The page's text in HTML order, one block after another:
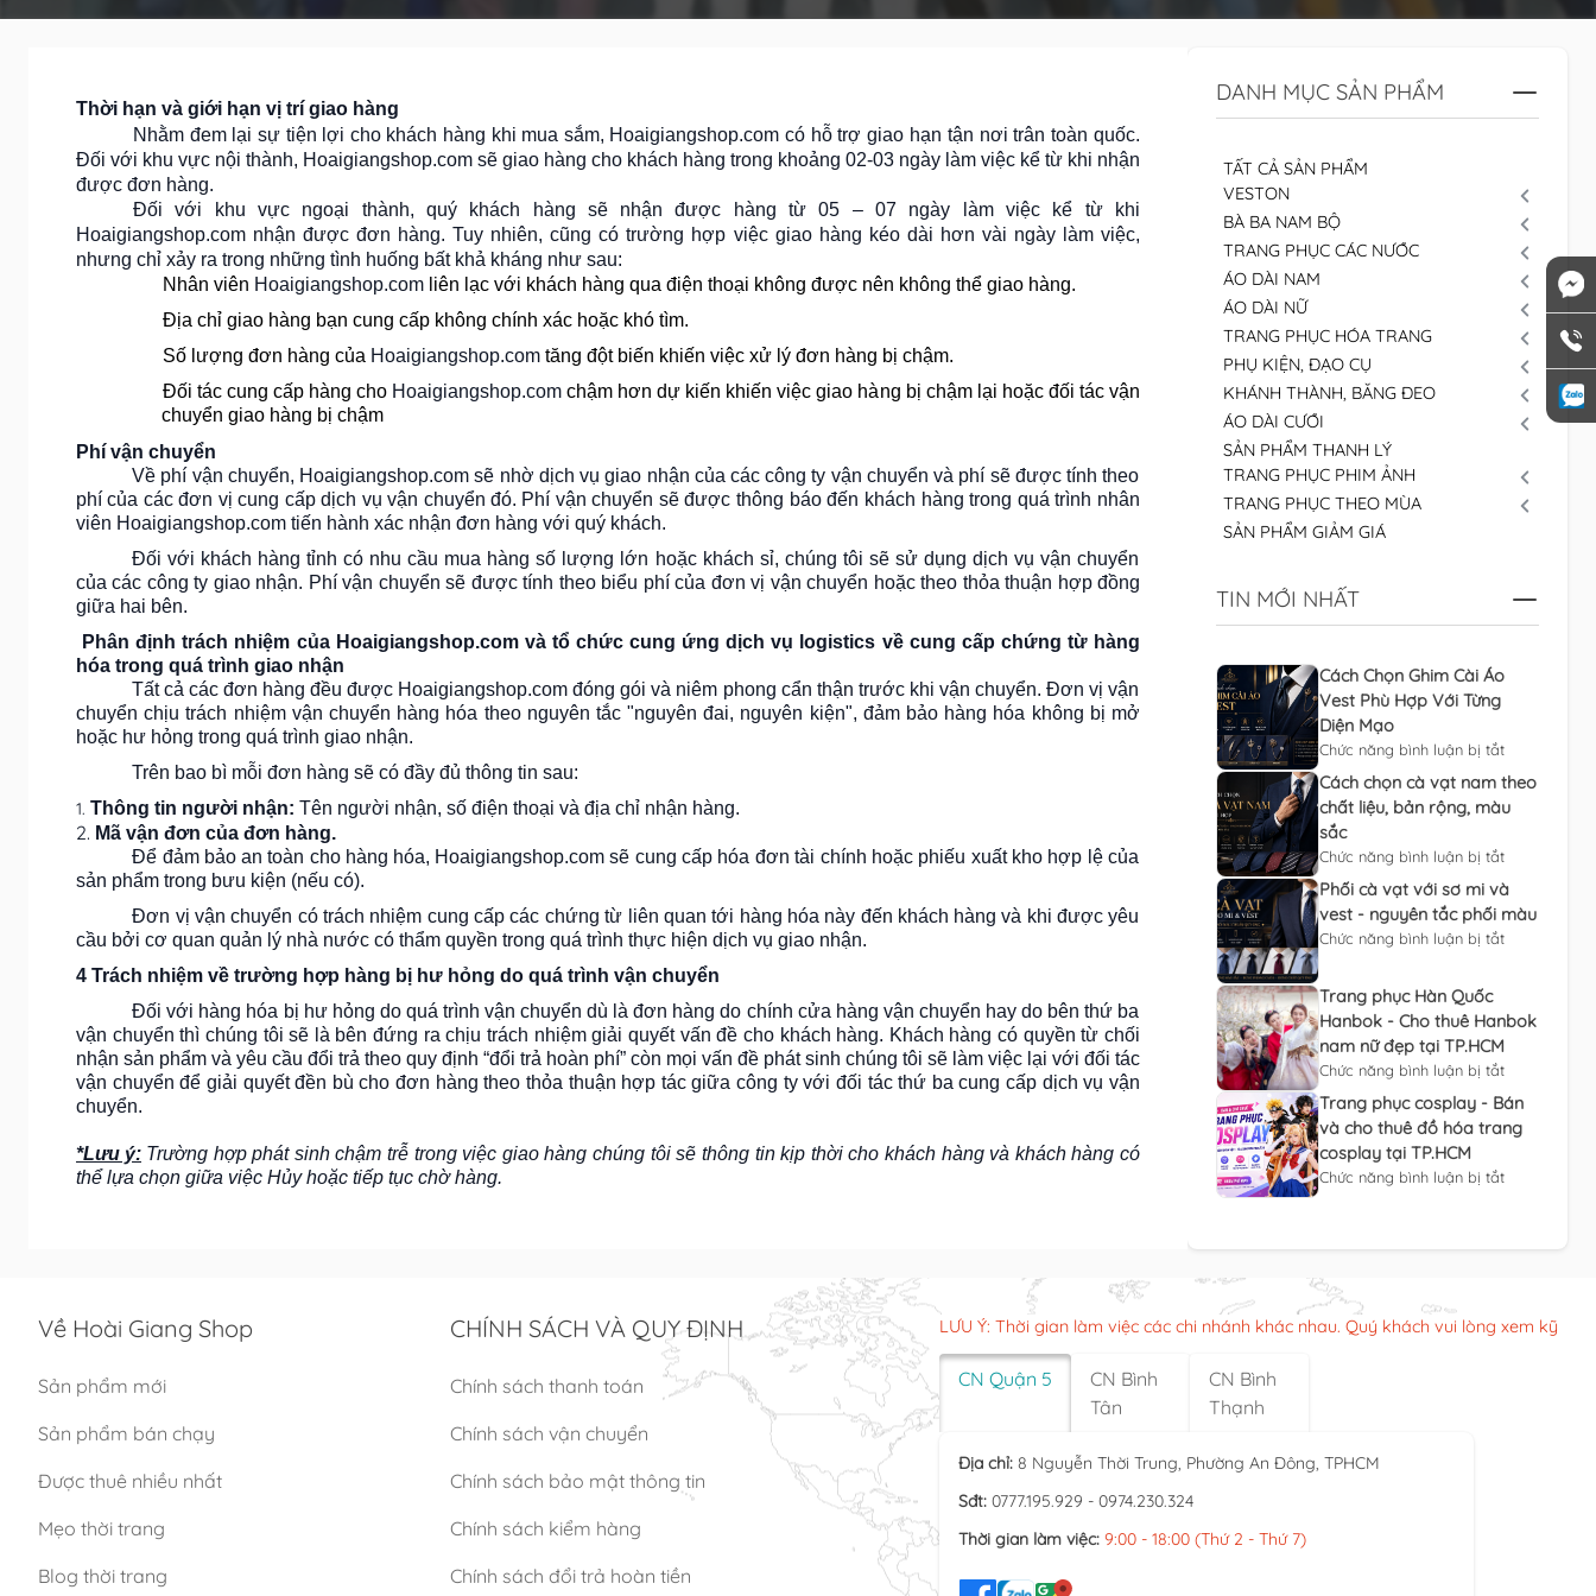
Thời hạn và giới hạn vị trí giao hàng
Nhằm đem lại sự tiện lợi cho khách hàng khi mua sắm, Hoaigiangshop.com có hỗ trợ giao hạn tận nơi trân toàn quốc.
Đối với khu vực nội thành, Hoaigiangshop.com sẽ giao hàng cho khách hàng trong khoảng 02-03 ngày làm việc kể từ khi nhận
được đơn hàng.
Đối với khu vực ngoại thành, quý khách hàng sẽ nhận được hàng từ 05 – 07 ngày làm việc kể từ khi
Hoaigiangshop.com nhận được đơn hàng. Tuy nhiên, cũng có trường hợp việc giao hàng kéo dài hơn vài ngày làm việc,
nhưng chỉ xảy ra trong những tình huống bất khả kháng như sau:
Nhân viên Hoaigiangshop.com liên lạc với khách hàng qua điện thoại không được nên không thể giao hàng.
Địa chỉ giao hàng bạn cung cấp không chính xác hoặc khó tìm.
Số lượng đơn hàng của Hoaigiangshop.com tăng đột biến khiến việc xử lý đơn hàng bị chậm.
Đối tác cung cấp hàng cho Hoaigiangshop.com chậm hơn dự kiến khiến việc giao hàng bị chậm lại hoặc đối tác vận
chuyển giao hàng bị chậm
Phí vận chuyển
Về phí vận chuyển, Hoaigiangshop.com sẽ nhờ dịch vụ giao nhận của các công ty vận chuyển và phí sẽ được tính theo
phí của các đơn vị cung cấp dịch vụ vận chuyển đó. Phí vận chuyển sẽ được thông báo đến khách hàng trong quá trình nhân
viên Hoaigiangshop.com tiến hành xác nhận đơn hàng với quý khách.
Đối với khách hàng tỉnh có nhu cầu mua hàng số lượng lớn hoặc khách sỉ, chúng tôi sẽ sử dụng dịch vụ vận chuyển
của các công ty giao nhận. Phí vận chuyển sẽ được tính theo biểu phí của đơn vị vận chuyển hoặc theo thỏa thuận hợp đồng
giữa hai bên.
Phân định trách nhiệm của Hoaigiangshop.com vàtổ chức cung ứng dịch vụ logistics về cung cấp chứng từ hàng
hóa trong quá trình giao nhận
Tất cả các đơn hàng đều được Hoaigiangshop.comđóng gói và niêm phong cẩn thận trước khi vận chuyển. Đơn vị vận
chuyển chịu trách nhiệm vận chuyển hàng hóa theo nguyên tắc "nguyên đai, nguyên kiện", đảm bảo hàng hóa không bị mở
hoặc hư hỏng trong quá trình giao nhận.
Trên bao bì mỗi đơn hàng sẽ có đầy đủ thông tin sau:
Thông tin người nhận: Tên người nhận, số điện thoại và địa chỉ nhận hàng.
Mã vận đơn của đơn hàng.
Để đảm bảo an toàn cho hàng hóa, Hoaigiangshop.com sẽ cung cấp hóa đơn tài chính hoặc phiếu xuất kho hợp lệ của
sản phẩm trong bưu kiện (nếu có).
Đơn vị vận chuyển có trách nhiệm cung cấp các chứng từ liên quan tới hàng hóa này đến khách hàng và khi được yêu
cầu bởi cơ quan quản lý nhà nước có thẩm quyền trong quá trình thực hiện dịch vụ giao nhận.
4 Trách nhiệm về trường hợp hàng bị hư hỏng do quá trình vận chuyển
Đối với hàng hóa bị hư hỏng do quá trình vận chuyển dù là đơn hàng do chính cửa hàng vận chuyển hay do bên thứ ba
vận chuyển thì chúng tôi sẽ là bên đứng ra chịu trách nhiệm giải quyết vấn đề cho khách hàng. Khách hàng có quyền từ chối
nhận sản phẩm và yêu cầu đổi trả theo quy định “đổi trả hoàn phí” còn mọi vấn đề phát sinh chúng tôi sẽ làm việc lại với đối tác
vận chuyển để giải quyết đền bù cho đơn hàng theo thỏa thuận hợp tác giữa công ty với đối tác thứ ba cung cấp dịch vụ vận
chuyển.
*Lưu ý: Trường hợp phát sinh chậm trễ trong việc giao hàng chúng tôi sẽ thông tin kịp thời cho khách hàng và khách hàng có
thể lựa chọn giữa việc Hủy hoặc tiếp tục chờ hàng.
DANH MỤC SẢN PHẨM
TẤT CẢ SẢN PHẨM
VESTON
BÀ BA NAM BỘ
TRANG PHỤC CÁC NƯỚC
ÁO DÀI NAM
ÁO DÀI NỮ
TRANG PHỤC HÓA TRANG
PHỤ KIỆN, ĐẠO CỤ
KHÁNH THÀNH, BĂNG ĐEO
ÁO DÀI CƯỚI
SẢN PHẨM THANH LÝ
TRANG PHỤC PHIM ẢNH
TRANG PHỤC THEO MÙA
SẢN PHẨM GIẢM GIÁ
TIN MỚI NHẤT
Cách Chọn Ghim Cài Áo
Vest Phù Hợp Với Từng
Diện Mạo
Chức năng bình luận bị tắt
Cách chọn cà vạt nam theo
chất liệu, bản rộng, màu
sắc
Chức năng bình luận bị tắt
Phối cà vạt với sơ mi và
vest - nguyên tắc phối màu
Chức năng bình luận bị tắt
Trang phục Hàn Quốc
Hanbok - Cho thuê Hanbok
nam nữ đẹp tại TP.HCM
Chức năng bình luận bị tắt
Trang phục cosplay - Bán
và cho thuê đồ hóa trang
cosplay tại TP.HCM
Chức năng bình luận bị tắt
Về Hoài Giang Shop
Sản phẩm mới
Sản phẩm bán chạy
Được thuê nhiều nhất
Mẹo thời trang
Blog thời trang
CHÍNH SÁCH VÀ QUY ĐỊNH
Chính sách thanh toán
Chính sách vận chuyển
Chính sách bảo mật thông tin
Chính sách kiểm hàng
Chính sách đổi trả hoàn tiền
LƯU Ý: Thời gian làm việc các chi nhánh khác nhau. Quý khách vui lòng xem kỹ
CN Quận 5
CN Bình
Tân
CN Bình
Thạnh
Địa chỉ: 8 Nguyễn Thời Trung, Phường An Đông, TPHCM
Sđt: 0777.195.929 - 0974.230.324
Thời gian làm việc: 9:00 - 18:00 (Thứ 2 - Thứ 7)